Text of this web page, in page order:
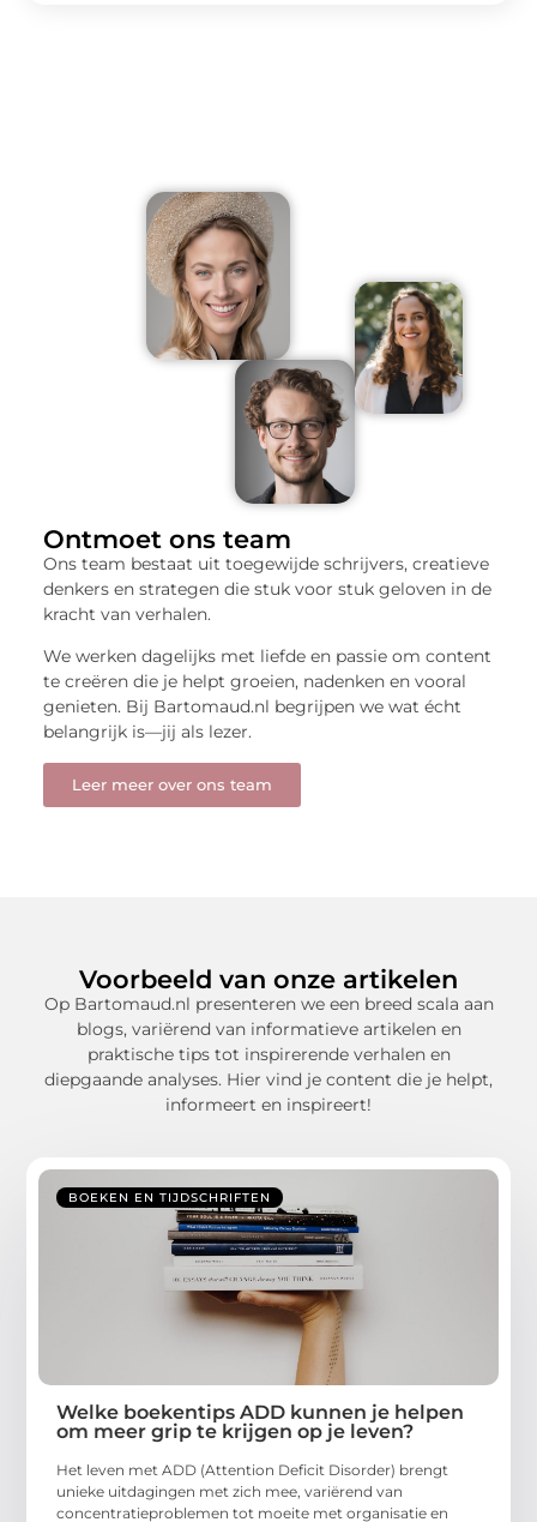
Ontmoet ons team
Ons team bestaat uit toegewijde schrijvers, creatieve
denkers en strategen die stuk voor stuk geloven in de
kracht van verhalen.
We werken dagelijks met liefde en passie om content
te creëren die je helpt groeien, nadenken en vooral
genieten. Bij Bartomaud.nl begrijpen we wat écht
belangrijk is—jij als lezer.
Leer meer over ons team
Voorbeeld van onze artikelen
Op Bartomaud.nl presenteren we een breed scala aan
blogs, variërend van informatieve artikelen en
praktische tips tot inspirerende verhalen en
diepgaande analyses. Hier vind je content die je helpt,
informeert en inspireert!
BOEKEN EN TIJDSCHRIFTEN
Welke boekentips ADD kunnen je helpen
om meer grip te krijgen op je leven?
Het leven met ADD (Attention Deficit Disorder) brengt
unieke uitdagingen met zich mee, variërend van
concentratieproblemen tot moeite met organisatie en